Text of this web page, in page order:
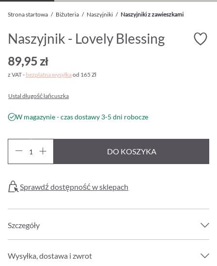
Strona startowa / Biżuteria / Naszyjniki / Naszyjniki z zawieszkami
Naszyjnik - Lovely Blessing
89,95 zł
z VAT - bezpłatna wysyłkaod 165 Zł
Ustal długość łańcuszka
W magazynie - czas dostawy 3-5 dni robocze
DO KOSZYKA
Sprawdź dostępność w sklepach
Szczegóły
Wysyłka, dostawa i zwrot